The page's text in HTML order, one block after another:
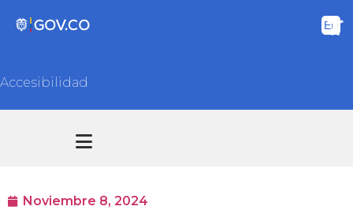
Accesibilidad
Noviembre 8, 2024